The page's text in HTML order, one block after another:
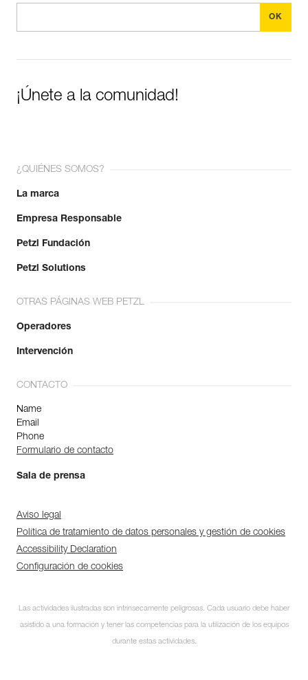
¡Únete a la comunidad!
¿QUIÉNES SOMOS?
La marca
Empresa Responsable
Petzl Fundación
Petzl Solutions
OTRAS PÁGINAS WEB PETZL
Operadores
Intervención
CONTACTO
Name
Email
Phone
Formulario de contacto
Sala de prensa
Aviso legal
Política de tratamiento de datos personales y gestión de cookies
Accessibility Declaration
Configuración de cookies
Las actividades ilustradas son intrínsecamente peligrosas. Cada usuario debe haber
asistido a una formación y tener las competencias para la utilización de los equipos
durante estas actividades.